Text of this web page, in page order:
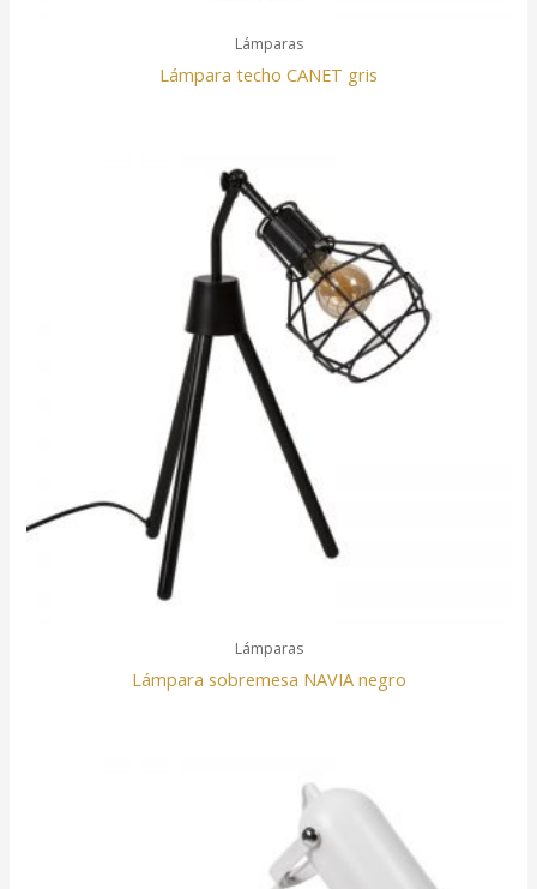
Lámparas
Lámpara techo CANET gris
Lámparas
Lámpara sobremesa NAVIA negro